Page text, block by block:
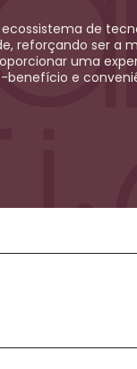
de
reforçando ser a
uma
benefício e